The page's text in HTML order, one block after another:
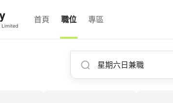
首頁 職位 專區